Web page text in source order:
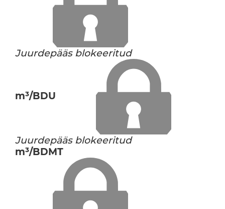
Juurdepääs blokeeritud
m³/BDU
Juurdepääs blokeeritud
m³/BDMT